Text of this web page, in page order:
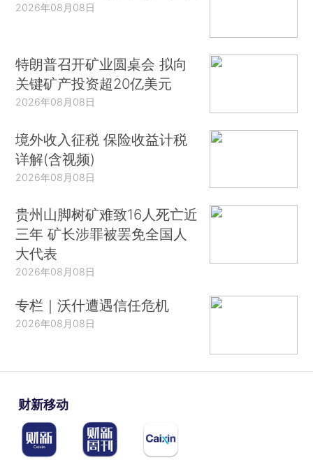
2026年08月08日
特朗普召开矿业圆桌会 拟向
关键矿产投资超20亿美元
2026年08月08日
境外收入征税 保险收益计税
详解(含视频)
2026年08月08日
贵州山脚树矿难致16人死亡近
三年 矿长涉罪被罢免全国人
大代表
2026年08月08日
专栏｜沃什遭遇信任危机
2026年08月08日
财新移动